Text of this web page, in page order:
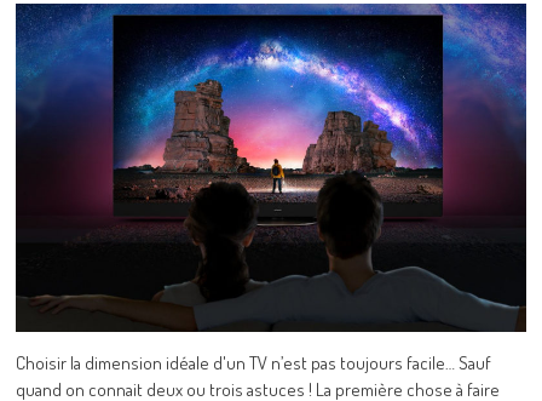
Choisir la dimension idéale d'un TV n’est pas toujours facile… Sauf
quand on connait deux ou trois astuces ! La première chose à faire